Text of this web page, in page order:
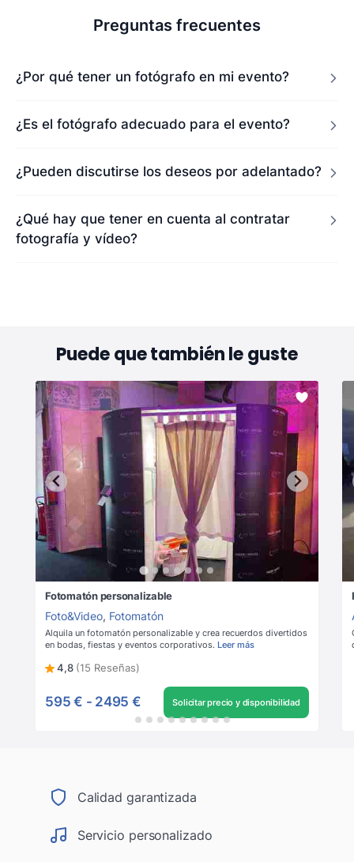
Preguntas frecuentes
¿Por qué tener un fotógrafo en mi evento?
¿Es el fotógrafo adecuado para el evento?
¿Pueden discutirse los deseos por adelantado?
¿Qué hay que tener en cuenta al contratar
fotografía y vídeo?
Puede que también le guste
Fotomatón personalizable
Foto&Video, Fotomatón
Alquila un fotomatón personalizable y crea recuerdos divertidos
en bodas, fiestas y eventos corporativos. Leer más
4,8 (15 Reseñas)
595 € - 2495 € Solicitar precio y disponibilidad
Calidad garantizada
Servicio personalizado